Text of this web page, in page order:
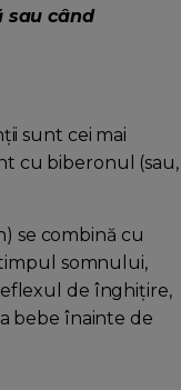
sau când
sunt cei mai
cu biberonul (sau,
se combină cu
somnului,
de înghițire,
bebe înainte de